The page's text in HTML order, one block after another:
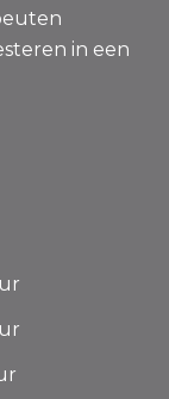
in een